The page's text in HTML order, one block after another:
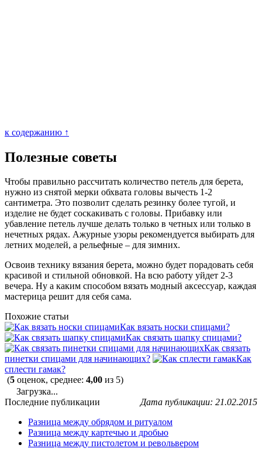
к содержанию ↑
Полезные советы
Чтобы правильно рассчитать количество петель для берета,
нужно из снятой мерки обхвата головы вычесть 1-2
сантиметра. Это позволит сделать резинку более тугой, и
изделие не будет соскакивать с головы. Прибавку или
убавление петель лучше делать только в четных или только в
нечетных рядах. Ажурные узоры рекомендуется выбирать для
летних моделей, а рельефные – для зимних.
Освоив технику вязания берета, можно будет порадовать себя
красивой и стильной обновкой. На всю работу уйдет 2-3
вечера. Ну а каким способом вязать модный аксессуар, каждая
мастерица решит для себя сама.
Похожие статьи
Как вязать носки спицами?
Как связать шапку спицами?
Как связать
пинетки спицами для начинающих?
Как
сплести гамак?
(5 оценок, среднее: 4,00 из 5)
Загрузка...
Дата публикации: 21.02.2015
Последние публикации
Разница между обрядом и ритуалом
Разница между картечью и дробью
Разница между пистолетом и револьвером